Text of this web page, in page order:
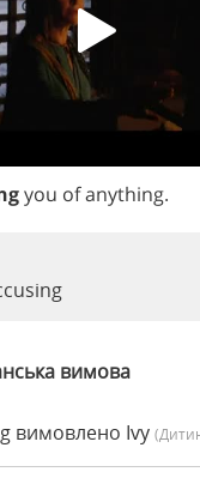
you ofanything.
вимова
вимовлено Ivy